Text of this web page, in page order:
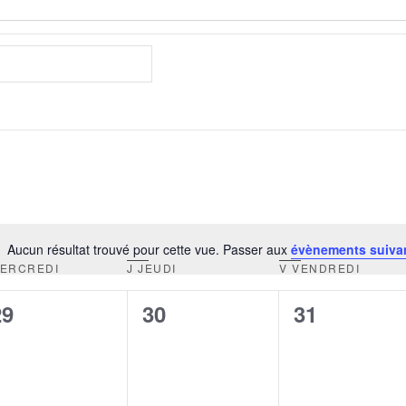
Notice
Aucun résultat trouvé pour cette vue. Passer aux évènements
J JEUDI V VENDREDI
0
30
0
31